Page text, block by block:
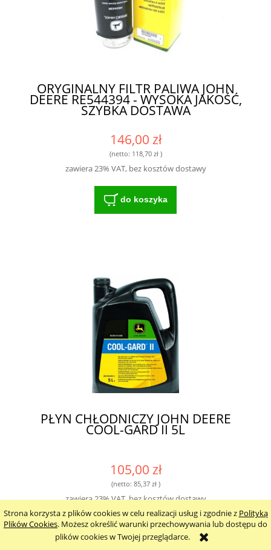
Strona korzysta z plików cookies w celu realizacji usług i zgodnie z Polityką
Plików Cookies. Możesz określić warunki przechowywania lub dostępu do
plików cookies w Twojej przeglądarce.
ORYGINALNY FILTR PALIWA JOHN
DEERE RE544394 - WYSOKA JAKOŚĆ,
SZYBKA DOSTAWA
146,00 zł
(netto: 118,70 zł)
zawiera 23% VAT, bez kosztów dostawy
do koszyka
PŁYN CHŁODNICZY JOHN DEERE
COOL-GARD II 5L
105,00 zł
(netto: 85,37 zł)
zawiera 23% VAT, bez kosztów dostawy
do koszyka